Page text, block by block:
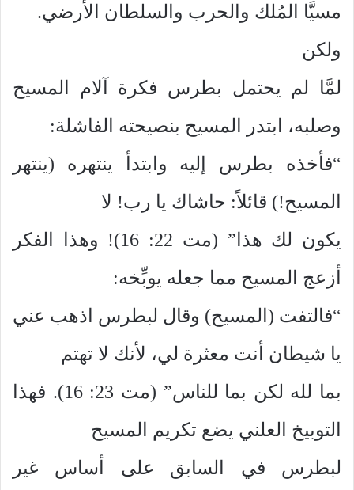
مسيَّا المُلك والحرب والسلطان الأرضي.
ولكن
لمَّا لم يحتمل بطرس فكرة آلام المسيح
وصلبه، ابتدر المسيح بنصيحته الفاشلة:
“فأخذه بطرس إليه وابتدأ ينتهره (ينتهر
المسيح!) قائلاً: حاشاك يا رب! لا
يكون لك هذا” (مت 22: 16)! وهذا الفكر
أزعج المسيح مما جعله يوبِّخه:
“فالتفت (المسيح) وقال لبطرس اذهب عني
يا شيطان أنت معثرة لي، لأنك لا تهتم
بما لله لكن بما للناس” (مت 23: 16). فهذا
التوبيخ العلني يضع تكريم المسيح
لبطرس في السابق على أساس غير